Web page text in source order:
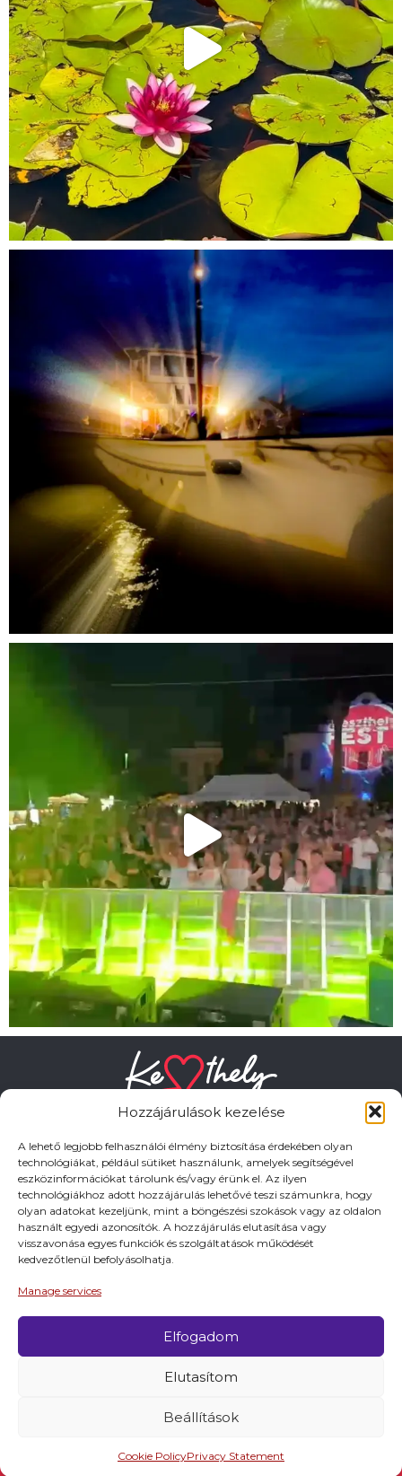
Hozzájárulások kezelése
A lehető legjobb felhasználói élmény biztosítása érdekében olyan
technológiákat, például sütiket használunk, amelyek segítségével
eszközinformációkat tárolunk és/vagy érünk el. Az ilyen
technológiákhoz adott hozzájárulás lehetővé teszi számunkra, hogy
olyan adatokat kezeljünk, mint a böngészési szokások vagy az oldalon
használt egyedi azonosítók. A hozzájárulás elutasítása vagy
visszavonása egyes funkciók és szolgáltatások működését
kedvezőtlenül befolyásolhatja.
Manage services
Elfogadom
Elutasítom
Beállítások
Cookie PolicyPrivacy Statement
HASZNOS LINKEK
Adatkezelési tájékoztató
Impresszum
© 2026 Minden jog fentartva.
A keszthely.hu KIADÓJA KESZTHELY VÁROS
Programok